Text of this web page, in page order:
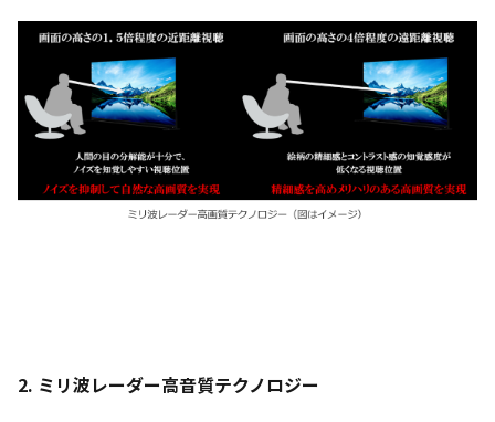
2. ミリ波レーダー高音質テクノロジー